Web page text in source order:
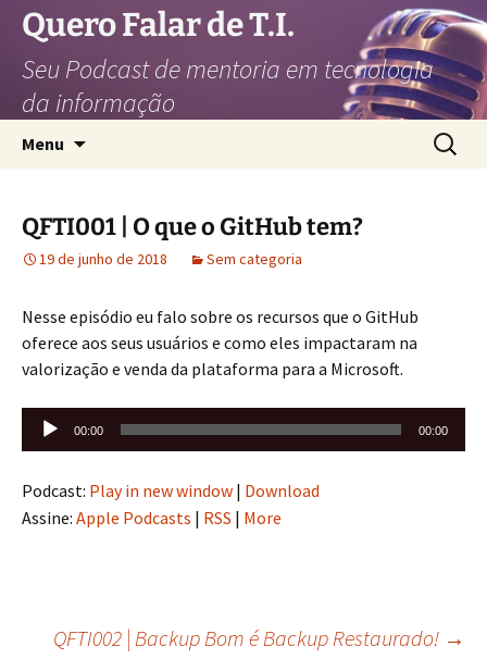
Pular
para
conteúdo
Quero Falar de T.I.
Seu Podcast de mentoria em tecnologia
da informação
Menu
por:
QFTI001 | O que o GitHub tem?
19 de junho de 2018 Sem categoria
Nesse episódio eu falo sobre os recursos que o GitHub
oferece aos seus usuários e como eles impactaram na
valorização e venda da plataforma para a Microsoft.
Tocador
de
00:00 00:00
Podcast: Play in new window | Download
Assine: Apple Podcasts | RSS | More
QFTI002 | Backup Bom é Backup Restaurado! →